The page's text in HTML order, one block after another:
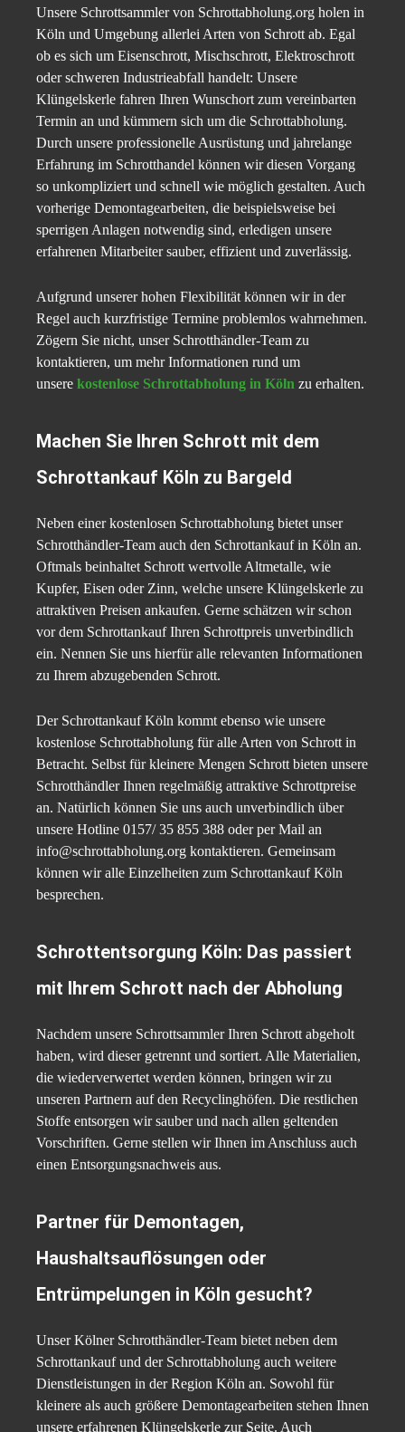
Unsere Schrottsammler von Schrottabholung.org holen in
Köln und Umgebung allerlei Arten von Schrott ab. Egal
ob es sich um Eisenschrott, Mischschrott, Elektroschrott
oder schweren Industrieabfall handelt: Unsere
Klüngelskerle fahren Ihren Wunschort zum vereinbarten
Termin an und kümmern sich um die Schrottabholung.
Durch unsere professionelle Ausrüstung und jahrelange
Erfahrung im Schrotthandel können wir diesen Vorgang
so unkompliziert und schnell wie möglich gestalten. Auch
vorherige Demontagearbeiten, die beispielsweise bei
sperrigen Anlagen notwendig sind, erledigen unsere
erfahrenen Mitarbeiter sauber, effizient und zuverlässig.
Aufgrund unserer hohen Flexibilität können wir in der
Regel auch kurzfristige Termine problemlos wahrnehmen.
Zögern Sie nicht, unser Schrotthändler-Team zu
kontaktieren, um mehr Informationen rund um
unsere kostenlose Schrottabholung in Köln zu erhalten.
Machen Sie Ihren Schrott mit dem
Schrottankauf Köln zu Bargeld
Neben einer kostenlosen Schrottabholung bietet unser
Schrotthändler-Team auch den Schrottankauf in Köln an.
Oftmals beinhaltet Schrott wertvolle Altmetalle, wie
Kupfer, Eisen oder Zinn, welche unsere Klüngelskerle zu
attraktiven Preisen ankaufen. Gerne schätzen wir schon
vor dem Schrottankauf Ihren Schrottpreis unverbindlich
ein. Nennen Sie uns hierfür alle relevanten Informationen
zu Ihrem abzugebenden Schrott.
Der Schrottankauf Köln kommt ebenso wie unsere
kostenlose Schrottabholung für alle Arten von Schrott in
Betracht. Selbst für kleinere Mengen Schrott bieten unsere
Schrotthändler Ihnen regelmäßig attraktive Schrottpreise
an. Natürlich können Sie uns auch unverbindlich über
unsere Hotline 0157/ 35 855 388 oder per Mail an
info@schrottabholung.org kontaktieren. Gemeinsam
können wir alle Einzelheiten zum Schrottankauf Köln
besprechen.
Schrottentsorgung Köln: Das passiert
mit Ihrem Schrott nach der Abholung
Nachdem unsere Schrottsammler Ihren Schrott abgeholt
haben, wird dieser getrennt und sortiert. Alle Materialien,
die wiederverwertet werden können, bringen wir zu
unseren Partnern auf den Recyclinghöfen. Die restlichen
Stoffe entsorgen wir sauber und nach allen geltenden
Vorschriften. Gerne stellen wir Ihnen im Anschluss auch
einen Entsorgungsnachweis aus.
Partner für Demontagen,
Haushaltsauflösungen oder
Entrümpelungen in Köln gesucht?
Unser Kölner Schrotthändler-Team bietet neben dem
Schrottankauf und der Schrottabholung auch weitere
Dienstleistungen in der Region Köln an. Sowohl für
kleinere als auch größere Demontagearbeiten stehen Ihnen
unsere erfahrenen Klüngelskerle zur Seite. Auch